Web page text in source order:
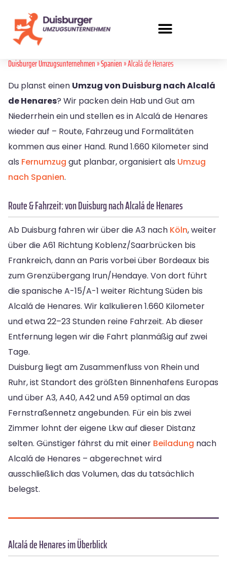
Duisburger Umzugsunternehmen»Spanien» Alcalá de Henares
Du planst einen Umzug von Duisburg nach Alcalá
de Henares? Wir packen dein Hab und Gut am
Niederrhein ein und stellen es in Alcalá de Henares
wieder auf – Route, Fahrzeug und Formalitäten
kommen aus einer Hand. Rund 1.660 Kilometer sind
als Fernumzug gut planbar, organisiert als Umzug
nach Spanien.
Route & Fahrzeit: von Duisburg nach Alcalá de Henares
Ab Duisburg fahren wir über die A3 nach Köln, weiter
über die A61 Richtung Koblenz/Saarbrücken bis
Frankreich, dann an Paris vorbei über Bordeaux bis
zum Grenzübergang Irun/Hendaye. Von dort führt
die spanische A-15/A-1 weiter Richtung Süden bis
Alcalá de Henares. Wir kalkulieren 1.660 Kilometer
und etwa 22–23 Stunden reine Fahrzeit. Ab dieser
Entfernung legen wir die Fahrt planmäßig auf zwei
Tage.
Duisburg liegt am Zusammenfluss von Rhein und
Ruhr, ist Standort des größten Binnenhafens Europas
und über A3, A40, A42 und A59 optimal an das
Fernstraßennetz angebunden. Für ein bis zwei
Zimmer lohnt der eigene Lkw auf dieser Distanz
selten. Günstiger fährst du mit einer Beiladung nach
Alcalá de Henares – abgerechnet wird
ausschließlich das Volumen, das du tatsächlich
belegst.
Alcalá de Henares im Überblick